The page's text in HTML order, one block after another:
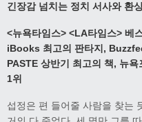
긴장감 넘치는 정치 서사와 환
<뉴욕타임스> <LA타임스> 베
iBooks 최고의 판타지 ,
PASTE 상반기 최고의 책, 뉴욕
1위
섭정은 편 들어줄 사람을 찾는